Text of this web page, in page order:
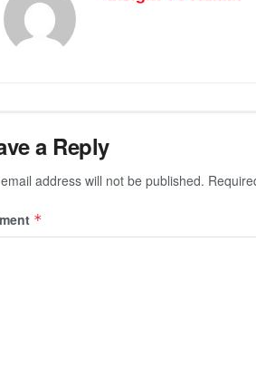
a Reply
address will not be published.
*